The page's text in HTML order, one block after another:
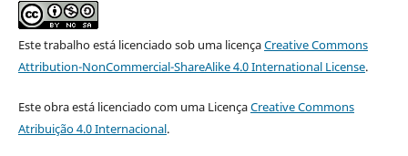
Este trabalho está licenciado sob uma licençaCreative Commons
Attribution-NonCommercial-ShareAlike 4.0 International License.
Este obra está licenciado com uma LicençaCreative Commons
Atribuição 4.0 Internacional.